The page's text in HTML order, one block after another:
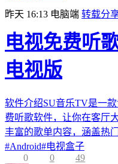
昨天 16:13 电脑端 转载分
电视免费听
电视版
软件介绍SU音乐TV是一
费听歌软件，让你在客厅
丰富的歌单内容，涵盖热
#Android#电视盒子
0
0 49